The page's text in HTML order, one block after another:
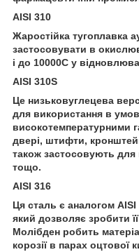
AISI 310
Жаростійка тугоплавка
застосовувати в
і до 10000С у
AISI 310S
Це низьковуглецева
для використання в
високотемпературними
двері, штифти,
також застосовують для
тощо.
AISI 316
Ця сталь є аналогом
який дозволяє зробити
Молібден робить
корозії в парах оцтової